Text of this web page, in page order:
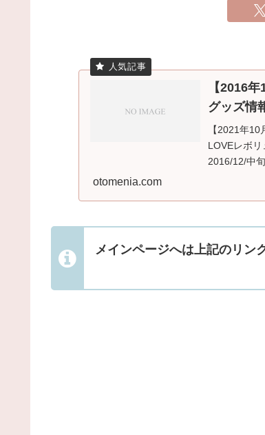
【2016
グッズ情
【2021年
LOVEレボ
2016/12/中
otomenia.com
メインページへは上記のリン